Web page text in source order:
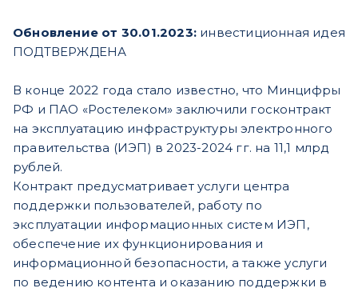
Обновление от 30.01.2023: инвестиционная идея
ПОДТВЕРЖДЕНА
В конце 2022 года стало известно, что Минцифры
РФ и ПАО «Ростелеком» заключили госконтракт
на эксплуатацию инфраструктуры электронного
правительства (ИЭП) в 2023-2024 гг. на 11,1 млрд
рублей.
Контракт предусматривает услуги центра
поддержки пользователей, работу по
эксплуатации информационных систем ИЭП,
обеспечение их функционирования и
информационной безопасности, а также услуги
по ведению контента и оказанию поддержки в